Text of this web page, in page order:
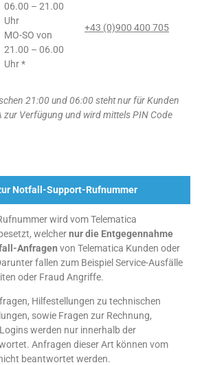
06.00 – 21.00
Uhr
MO-SO von
21.00 – 06.00
Uhr *
+43 (0)900 400 705
21:00 und 06:00 steht nur für Kunden
zur Verfügung und wird mittels PIN Code
Notfall-Support-Rufnummer
wird vom Telematica
welchernur die Entgegennahme
Anfragen von Telematica Kunden oder
fallen zum Beispiel Service-Ausfälle
oder Fraud Angriffe.
Hilfestellungen zu technischen
sowie Fragen zur Rechnung,
werden nur innerhalb der
Anfragen dieser Art können vom
beantwortet werden.